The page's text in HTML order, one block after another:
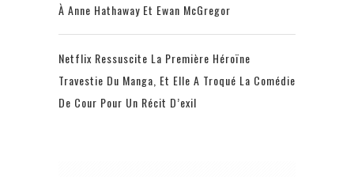
À Anne Hathaway Et Ewan McGregor
Netflix Ressuscite La Première Héroïne
Travestie Du Manga, Et Elle A Troqué La Comédie
De Cour Pour Un Récit D’exil